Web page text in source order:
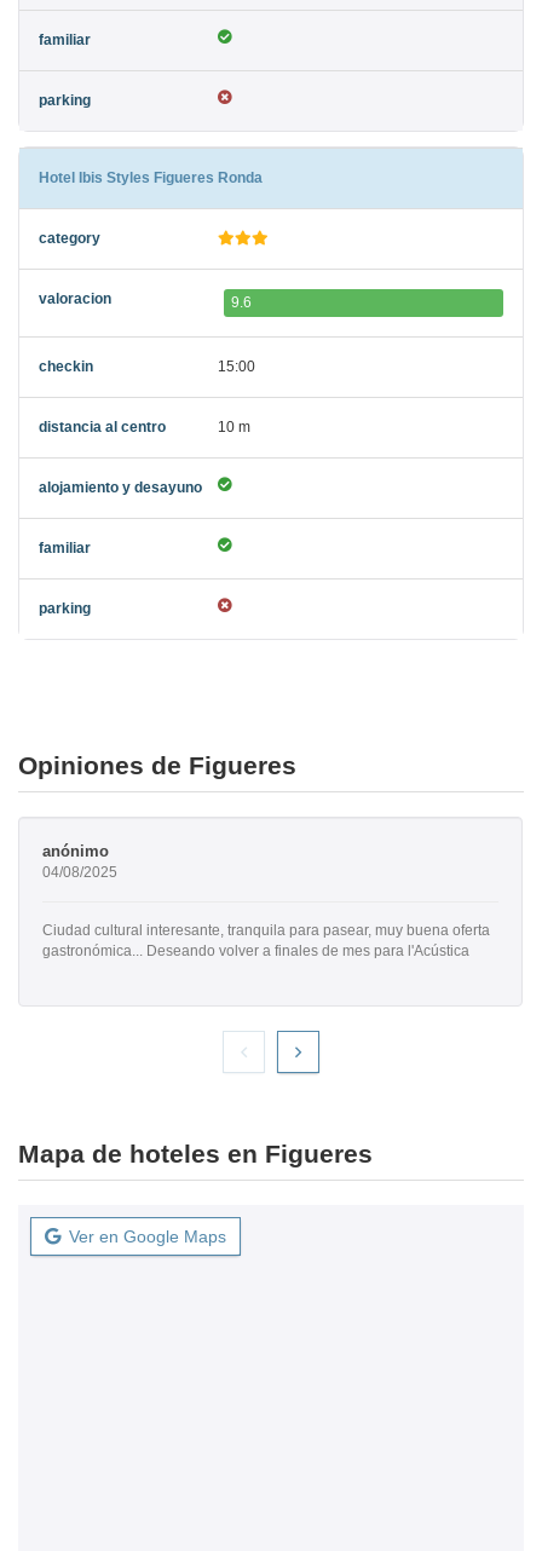
Hotel Ibis Styles Figueres Ronda
9.6
15:00
10 m
Opiniones de Figueres
anónimo
04/08/2025
Ciudad cultural interesante, tranquila para pasear, muy buena oferta
gastronómica... Deseando volver a finales de mes para l'Acústica
Mapa de hoteles en Figueres
Ver en Google Maps